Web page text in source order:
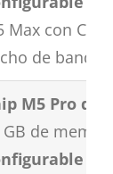
Max con
de banda
M5 Pro de
GB de